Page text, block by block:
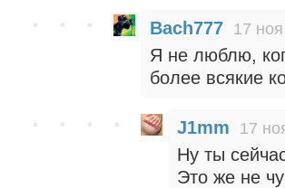
Bach777 17
Я не люблю,
более всякие
J1mm 17
Ну ты
Это же не